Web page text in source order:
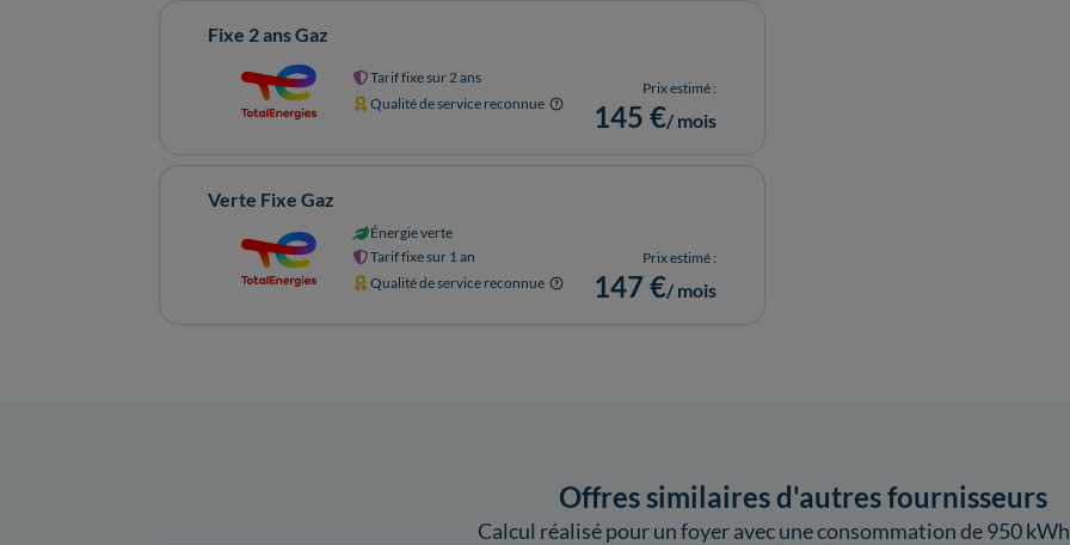
Fixe 2 ans Gaz
Tarif fixe sur 2 ans
Qualité de service reconnue
Prix estimé :
145 €/ mois
Verte Fixe Gaz
Énergie verte
Tarif fixe sur 1 an
Qualité de service reconnue
Prix estimé :
147 €/ mois
Offres similaires d'autres fournisseurs
Calcul réalisé pour un foyer avec une consommation de 950